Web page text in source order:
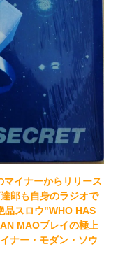
イナーからリリース
郎も自身のラジオで
品スロウ"WHO HAS
MAOプレイの極上
ナー・モダン・ソウ